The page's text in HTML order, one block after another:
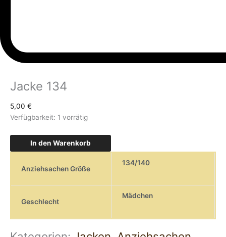
Jacke 134
5,00 €
Verfügbarkeit: 1 vorrätig
In den Warenkorb
Anziehsachen Größe
134/140
Geschlecht
Mädchen